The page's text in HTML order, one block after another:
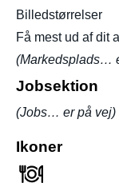
Billedstørrelser
Få mest ud af dit
(Markedsplads…
Jobsektion
(Jobs… er på vej)
Ikoner